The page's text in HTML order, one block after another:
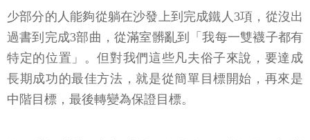
少部分的人能夠從躺在沙發上到完成鐵人3項，從沒出
過書到完成3部曲，從滿室髒亂到「我每一雙襪子都有
特定的位置」。但對我們這些凡夫俗子來說，要達成
長期成功的最佳方法，就是從簡單目標開始，再來是
中階目標，最後轉變為保證目標。